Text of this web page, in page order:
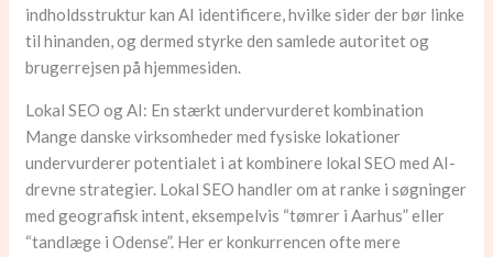
indholdsstruktur kan AI identificere, hvilke sider der bør linke
til hinanden, og dermed styrke den samlede autoritet og
brugerrejsen på hjemmesiden.
Lokal SEO og AI: En stærkt undervurderet kombination
Mange danske virksomheder med fysiske lokationer
undervurderer potentialet i at kombinere lokal SEO med AI-
drevne strategier. Lokal SEO handler om at ranke i søgninger
med geografisk intent, eksempelvis “tømrer i Aarhus” eller
“tandlæge i Odense”. Her er konkurrencen ofte mere